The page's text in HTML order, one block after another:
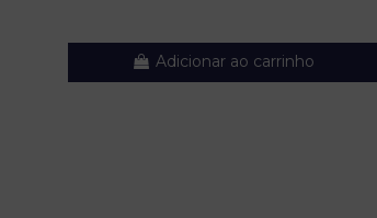
Adicionar ao carrinho